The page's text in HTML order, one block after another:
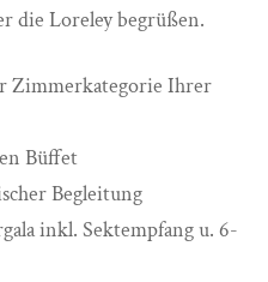
die Loreley begrüßen.
Zimmerkategorie Ihrer
Büffet
Begleitung
inkl. Sektempfang u. 6-